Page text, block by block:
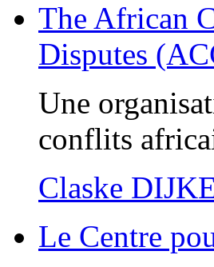
The African
Disputes
Une
conflits
Claske
Le Centre